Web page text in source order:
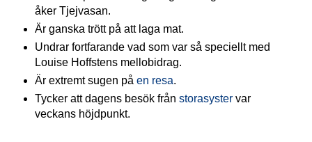
åker Tjejvasan.
Är ganska trött på att laga mat.
Undrar fortfarande vad som var så speciellt med
Louise Hoffstens mellobidrag.
Är extremt sugen på en resa.
Tycker att dagens besök från storasystervar
veckans höjdpunkt.